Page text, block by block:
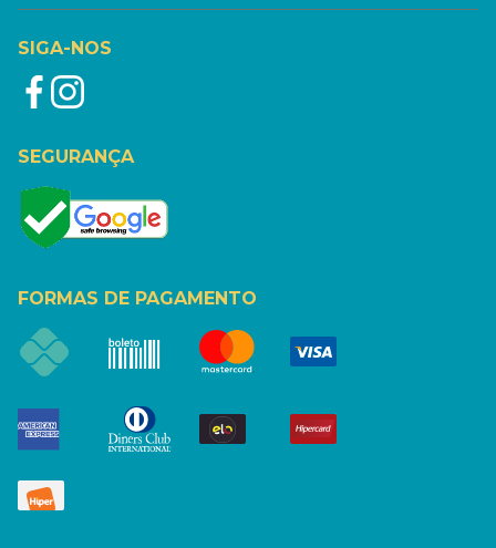
SIGA-NOS
SEGURANÇA
FORMAS DE PAGAMENTO